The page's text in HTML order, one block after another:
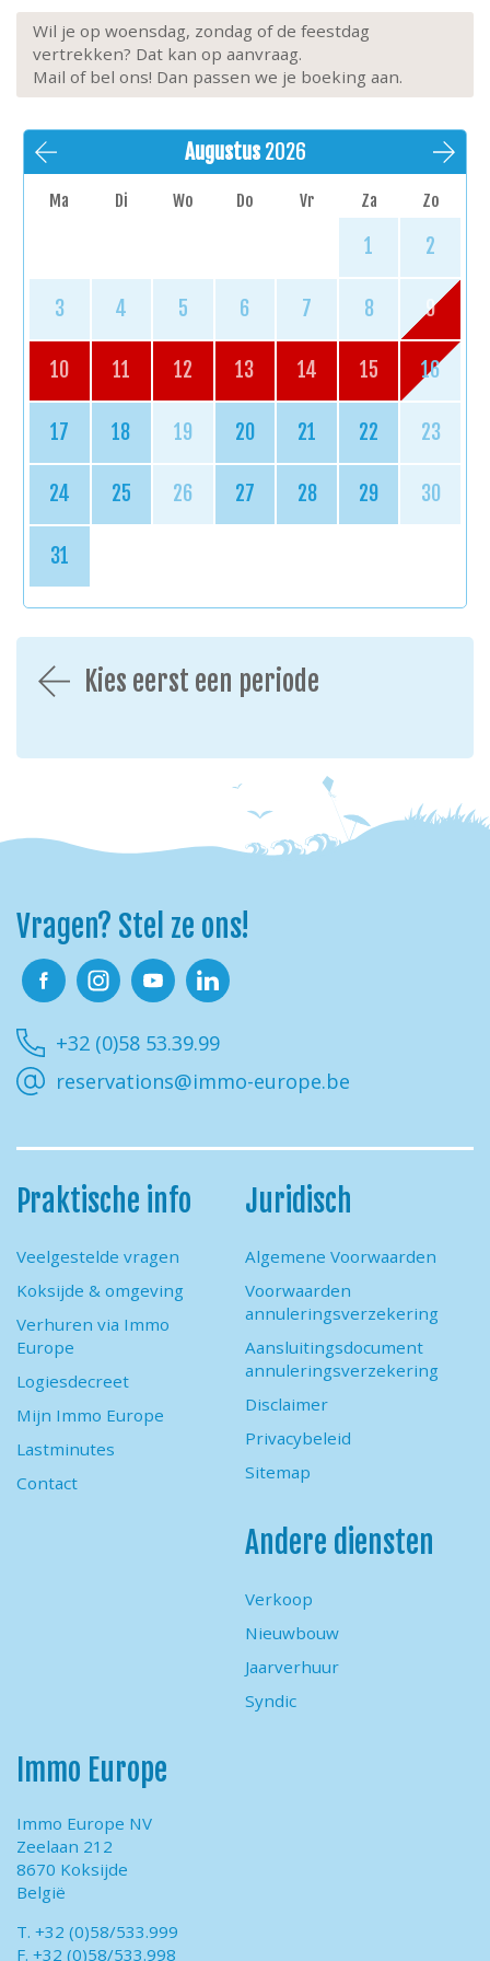
Wil je op woensdag, zondag of de feestdag
vertrekken? Dat kan op aanvraag.
Mail of bel ons! Dan passen we je boeking aan.
Augustus 2026
Ma Di Wo Do Vr Za Zo
1 2
3 4 5 6 7 8 9
10 11 12 13 14 15 16
17 18 19 20 21 22 23
24 25 26 27 28 29 30
31
Kies eerst een periode
Vragen? Stel ze ons!
+32 (0)58 53.39.99
reservations@immo-europe.be
Praktische info
Veelgestelde vragen
Koksijde & omgeving
Verhuren via Immo
Europe
Logiesdecreet
Mijn Immo Europe
Lastminutes
Contact
Juridisch
Algemene Voorwaarden
Voorwaarden
annuleringsverzekering
Aansluitingsdocument
annuleringsverzekering
Disclaimer
Privacybeleid
Sitemap
Andere diensten
Verkoop
Nieuwbouw
Jaarverhuur
Syndic
Immo Europe
Immo Europe NV
Zeelaan 212
8670 Koksijde
België
T. +32 (0)58/533.999
F. +32 (0)58/533.998